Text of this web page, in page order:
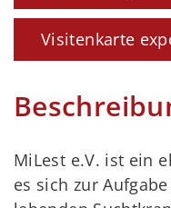
Visitenkarte
MiLest e.V. ist ein
es sich zur